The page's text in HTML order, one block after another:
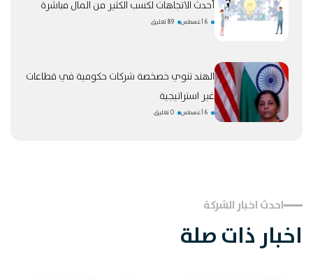
أحدث الاتجاهات لكسب الكثير من المال مباشرة
6 أغسطس 89 تعليق
الهند تنوي خصخصة شركات حكومية في قطاعات
غير استراتيجية
6 أغسطس 0 تعليق
احدث اخبار الشركة
اخبار ذات صلة